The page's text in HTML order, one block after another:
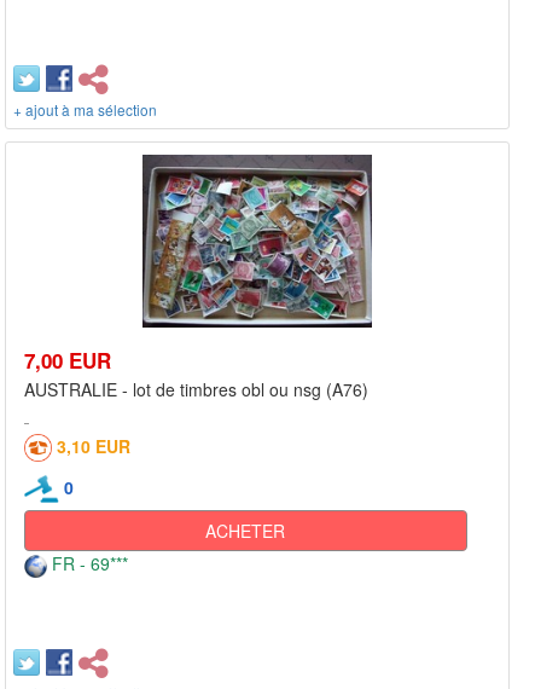
+ ajout à ma sélection
7,00 EUR
AUSTRALIE - lot de timbres obl ou nsg (A76)
3,10 EUR
0
ACHETER
FR - 69***